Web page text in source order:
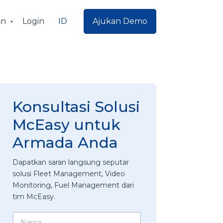
Login ID Ajukan Demo
Konsultasi Solusi
McEasy untuk
Armada Anda
Dapatkan saran langsung seputar
solusi Fleet Management, Video
Monitoring, Fuel Management dari
tim McEasy.
N